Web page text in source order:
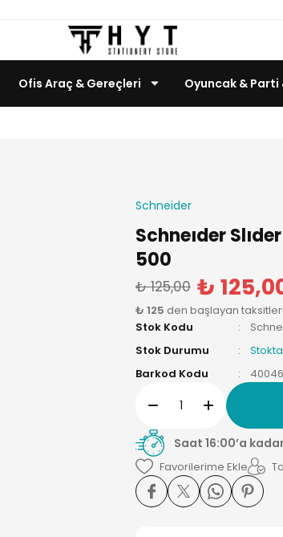
Ofis Araç & Gereçleri Oyuncak & Parti
Schneider
Schneıder
500
₺ 125,00 ₺
₺ 125 den başlayan
Stok Kodu
Stok Durumu
Barkod Kodu
Saat 16:00’a